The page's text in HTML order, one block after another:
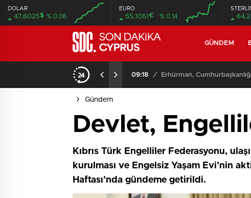
DOLAR
47,6025$ % 0.06
EURO
55,1061€ % 0.14
GÜNDEM
09:11 / Meclis, yasama gündemiyle
Gündem
Devlet,
Kıbrıs Türk Engelliler Federasyonu,
kurulması ve Engelsiz Yaşam Evi’nin
Haftası’nda gündeme getirildi.